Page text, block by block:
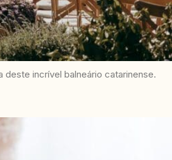
incrível balneário catarinense.